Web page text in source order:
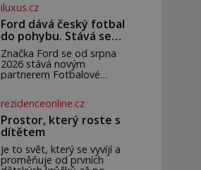
semínek dýně rozinek 3
šálky ovesných vloček 1
lžíce mlet
iluxus.cz
Ford dává český fotbal
do pohybu. Stává se
novým partnerem
FAČR
Značka Ford se od srpna
2026 stává novým
partnerem Fotbalové
zajistí mobilitu asociace,
reprezentačních týmů i
českého fotbalu v
regionech. Partner
rezidenceonline.cz
Prostor, který roste s
dítětem
Je to svět, který se vyvíjí a
proměňuje od prvních